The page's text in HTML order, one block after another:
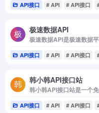
API接口 # API # API接口
极速数据API
极速数据API是极速数据
API接口 # API # API接口
韩小韩API接口站
韩小韩API接口站是一个
API接口 # API # API接口